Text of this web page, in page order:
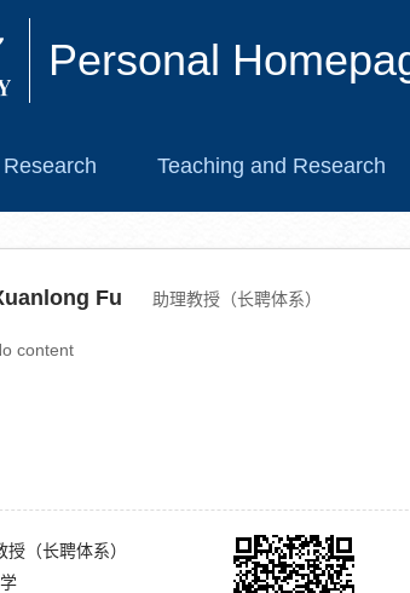
Personal
Teaching and Research
Fu 助理教授（长聘体系）
content
授（长聘体系）